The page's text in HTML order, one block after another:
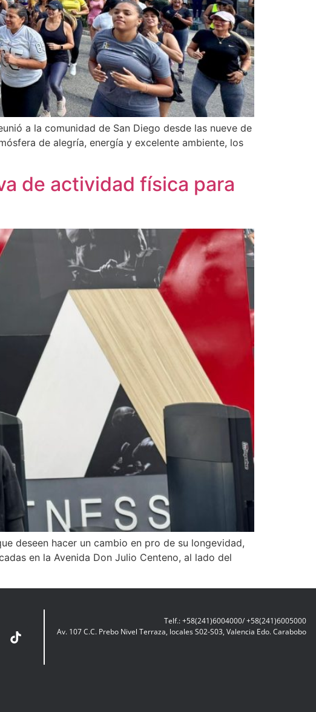
a la comunidad de San Diego desde las nueve de
de alegría, energía y excelente ambiente, los
de actividad física para
deseen hacer un cambio en pro de su longevidad,
en la Avenida Don Julio Centeno, al lado del
Telf.: +58(241)6004000/ +58(241)6005000
Av. 107 C.C. Prebo Nivel Terraza, locales S02-S03, Valencia Edo. Carabobo